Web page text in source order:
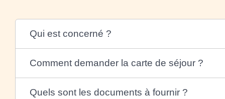
Qui est concerné ?
Comment demander la carte de séjour ?
Quels sont les documents à fournir ?